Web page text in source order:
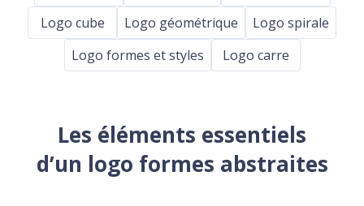
Logo cube
Logo géométrique
Logo spirale
Logo formes et styles
Logo carre
Les éléments essentiels
d’un logo formes abstraites